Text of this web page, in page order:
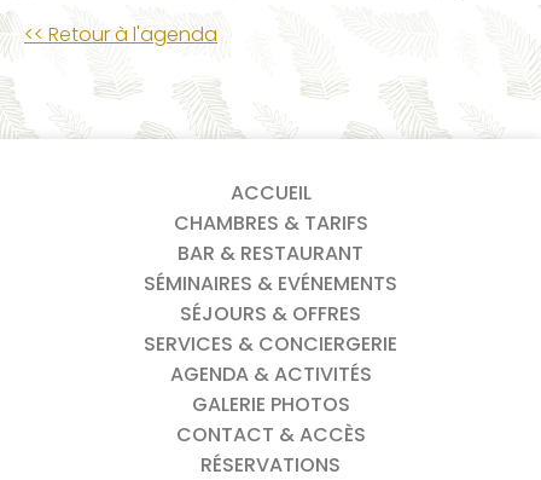
<< Retour à l'agenda
ACCUEIL
CHAMBRES & TARIFS
BAR & RESTAURANT
SÉMINAIRES & EVÉNEMENTS
SÉJOURS & OFFRES
SERVICES & CONCIERGERIE
AGENDA & ACTIVITÉS
GALERIE PHOTOS
CONTACT & ACCÈS
RÉSERVATIONS